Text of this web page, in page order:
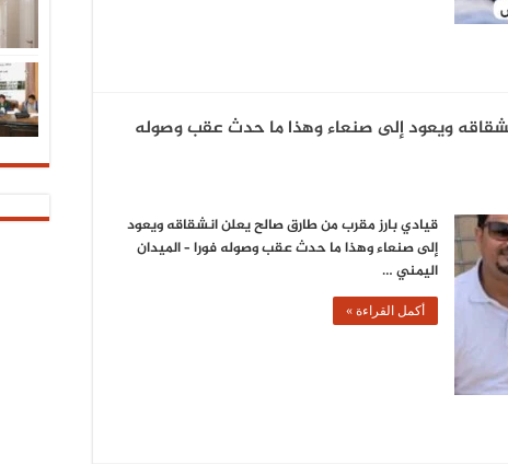
ويعود إلى صنعاء وهذا ما حدث عقب وصوله
قيادي بارز مقرب من طارق صالح يعلن انشقاقه ويعود
إلى صنعاء وهذا ما حدث عقب وصوله فورا – الميدان
اليمني …
أكمل القراءة »